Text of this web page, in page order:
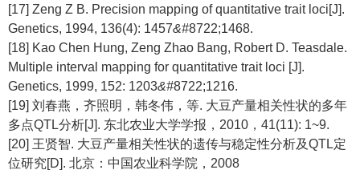
[17] Zeng Z B. Precision mapping of quantitative trait loci[J].
Genetics, 1994, 136(4): 1457&#8722;1468.
[18] Kao Chen Hung, Zeng Zhao Bang, Robert D. Teasdale.
Multiple interval mapping for quantitative trait loci [J].
Genetics, 1999, 152: 1203&#8722;1216.
[19] 刘春燕，齐照明，韩冬伟，等. 大豆产量相关性状的多年
多点QTL分析[J]. 东北农业大学学报，2010，41(11): 1~9.
[20] 王贤智. 大豆产量相关性状的遗传与稳定性分析及QTL定
位研究[D]. 北京：中国农业科学院，2008